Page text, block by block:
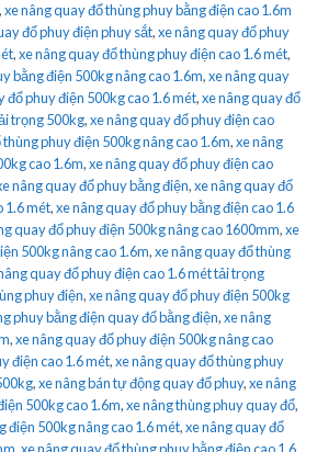
,xe nâng quay đổ thùng phuy bằng điện cao 1.6m
đổ phuy điện phuy sắt,xe nâng quay đổ phuy
,xe nâng quay đổ thùng phuy điện cao 1.6 mét,
bằng điện 500kg nâng cao 1.6m,xe nâng quay
đổ phuy điện 500kg cao 1.6 mét,xe nâng quay đổ
trọng 500kg,xe nâng quay đổ phuy điện cao
phuy điện 500kg nâng cao 1.6m,xe nâng
cao 1.6m,xe nâng quay đổ phuy điện cao
nâng quay đổ phuy bằng điện,xe nâng quay đổ
1.6 mét,xe nâng quay đổ phuy bằng điện cao 1.6
quay đổ phuy điện 500kg nâng cao 1600mm,xe
500kg nâng cao 1.6m,xe nâng quay đổ thùng
quay đổ phuy điện cao 1.6 mét tải trọng
phuy điện,xe nâng quay đổ phuy điện 500kg
phuy bằng điện quay đổ bằng điện,xe nâng
,xe nâng quay đổ phuy điện 500kg nâng cao
điện cao 1.6 mét,xe nâng quay đổ thùng phuy
,xe nâng bán tự động quay đổ phuy,xe nâng
500kg cao 1.6m,xe nâng thùng phuy quay đổ,
điện 500kg nâng cao 1.6 mét,xe nâng quay đổ